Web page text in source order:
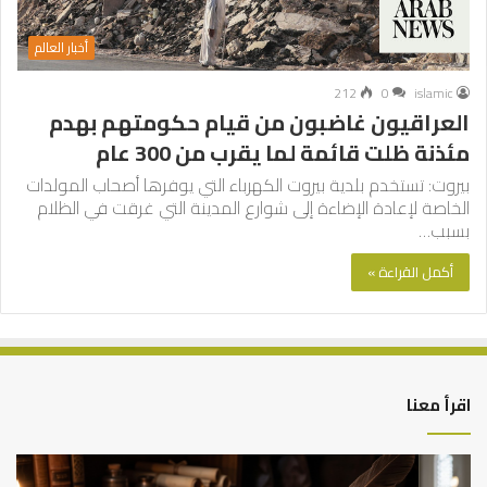
أخبار العالم
islamic
0
212
العراقيون غاضبون من قيام حكومتهم بهدم
مئذنة ظلت قائمة لما يقرب من 300 عام
بيروت: تستخدم بلدية بيروت الكهرباء التي يوفرها أصحاب المولدات
الخاصة لإعادة الإضاءة إلى شوارع المدينة التي غرقت في الظلام
بسبب…
أكمل القراءة »
اقرأ معنا
العلاقة